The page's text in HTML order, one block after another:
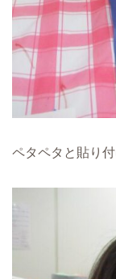
ペタペタと貼り